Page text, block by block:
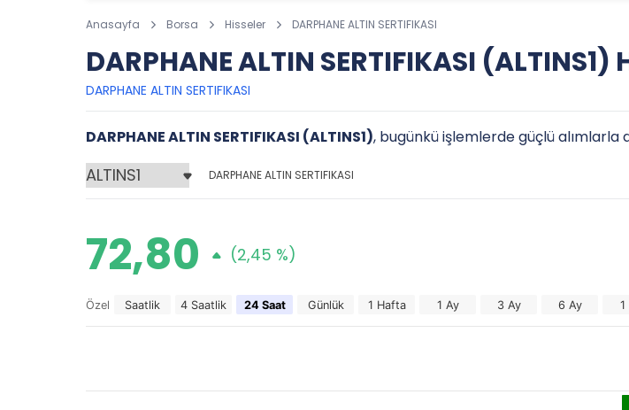
Anasayfa Borsa Hisseler DARPHANE ALTIN SERTIFIKASI
DARPHANE ALTIN SERTIFIKASI
DARPHANE ALTIN SERTIFIKASI
DARPHANE ALTIN SERTIFIKASI (ALTINS1), bugünkü işlemlerde güçlü alımlarla
DARPHANE ALTIN SERTIFIKASI
72,80 (2,45 %)
Özel Saatlik 4 Saatlik 24 Saat Günlük 1 Hafta 1 Ay 3 Ay 6 Ay 1